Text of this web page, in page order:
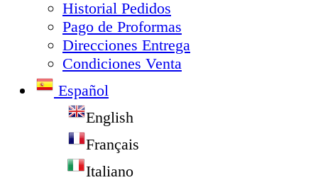
Historial Pedidos
Pago de Proformas
Direcciones Entrega
Condiciones Venta
Español
English
Français
Italiano